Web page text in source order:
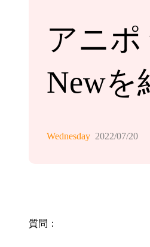
アニ
Newを
Wednesday 2022/07/20
質問：